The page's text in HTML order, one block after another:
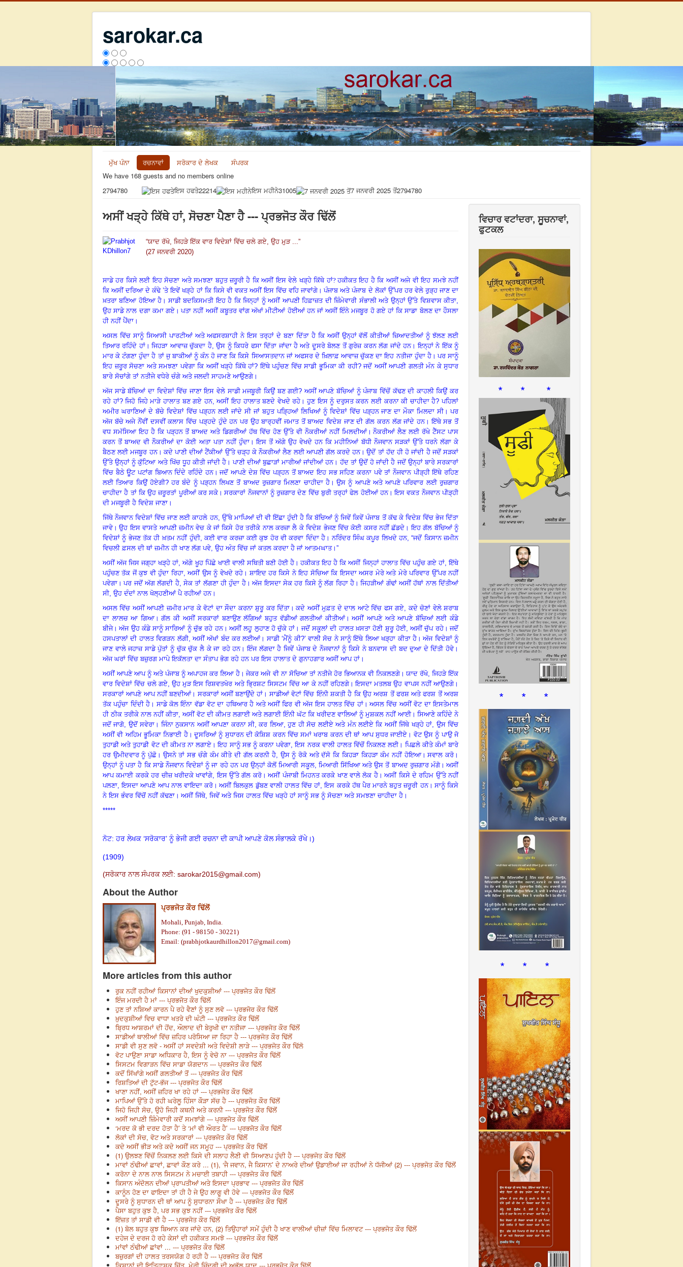
sarokar.ca
ਮੁੱਖ ਪੰਨਾ ਰਚਨਾਵਾਂ ਸਰੋਕਾਰ ਦੇ ਲੇਖਕ
ਸੰਪਰਕ
We have 168 guests and no members online
2794780
ਇਸ ਹਫਤੇ22214 ਇਸ ਮਹੀਨੇ31005 7 ਜਨਵਰੀ 2025 ਤੋਂ2794780
ਅਸੀਂ ਖੜ੍ਹੇ ਕਿੱਥੇ ਹਾਂ, ਸੋਚਣਾ ਪੈਣਾ ਹੈ --- ਪ੍ਰਭਜੋਤ ਕੌਰ ਢਿੱਲੋਂ
“ਯਾਦ ਰੱਖੋ, ਜਿਹੜੇ ਇੱਕ ਵਾਰ ਵਿਦੇਸ਼ਾਂ ਵਿੱਚ ਚਲੇ ਗਏ , ਉਹ ਮੁੜ ... ”
(27 ਜਨਵਰੀ 2020)
ਸਾਡੇ ਹਰ ਕਿਸੇ ਲਈ ਇਹ ਸੋਚਣਾ ਅਤੇ ਸਮਝਣਾ ਬਹੁਤ ਜ਼ਰੂਰੀ ਹੈ ਕਿ ਅਸੀਂ ਇਸ ਵੇਲੇ ਖੜ੍ਹੇ ਕਿੱਥੇ ਹਾਂ?ਹਕੀਕਤ ਇਹ ਹੈ ਕਿ ਅਸੀਂ ਅਜੇ ਵੀ ਇਹ ਸਮਝੇ ਨਹੀਂ
ਕਿ ਅਸੀਂ ਦਰਿਆ ਦੇ ਕੰਢੇ ’ਤੇ ਇਵੇਂ ਖੜ੍ਹੇ ਹਾਂ ਕਿ ਕਿਸੇ ਵੀ ਵਕਤ ਅਸੀਂ ਇਸ ਵਿੱਚ ਵਹਿ ਜਾਵਾਂਗੇ।ਪੰਜਾਬ ਅਤੇ ਪੰਜਾਬ ਦੇ ਲੋਕਾਂ ਉੱਪਰ ਹਰ ਵੇਲੇ ਰੁੜ੍ਹ ਜਾਣ ਦਾ
ਖ਼ਤਰਾ ਬਣਿਆ ਹੋਇਆ ਹੈ । ਸਾਡੀ ਬਦਕਿਸਮਤੀ ਇਹ ਹੈ ਕਿ ਜਿਨ੍ਹਾਂ ਨੂੰ ਅਸੀਂ ਆਪਣੀ ਹਿਫ਼ਾਜ਼ਤ ਦੀ ਜ਼ਿੰਮੇਵਾਰੀ ਸੰਭਾਲੀ ਅਤੇ ਉਨ੍ਹਾਂ ਉੱਤੇ ਵਿਸ਼ਵਾਸ ਕੀਤਾ
ਉਹ ਸਾਡੇ ਨਾਲ ਦਗਾ ਕਮਾ ਗਏ।ਪਤਾ ਨਹੀਂ ਅਸੀਂ ਕਬੂਤਰ ਵਾਂਗ ਅੱਖਾਂ ਮੀਟੀਆਂ ਹੋਈਆਂ ਹਨ ਜਾਂ ਅਸੀਂ ਇੰਨੇ ਮਜਬੂਰ ਹੋ ਗਏ ਹਾਂ ਕਿ ਸਾਡਾ ਬੋਲਣ ਦਾ ਹੌਸਲਾ
ਹੀ ਨਹੀਂ ਪੈਂਦਾ ।
ਅਸਲ ਵਿੱਚ ਸਾਨੂੰ ਸਿਆਸੀ ਪਾਰਟੀਆਂ ਅਤੇ ਅਫਸਰਸ਼ਾਹੀ ਨੇ ਇਸ ਤਰ੍ਹਾਂ ਦੇ ਬਣਾ ਦਿੱਤਾ ਹੈ ਕਿ ਅਸੀਂ ਉਨ੍ਹਾਂ ਵੱਲੋਂ ਕੀਤੀਆਂ ਜ਼ਿਆਦਤੀਆਂ ਨੂੰ ਝੱਲਣ ਲਈ
ਤਿਆਰ ਰਹਿੰਦੇ ਹਾਂ।ਜਿਹੜਾ ਆਵਾਜ਼ ਚੁੱਕਦਾ ਹੈ, ਉਸ ਨੂੰ ਕਿਧਰੇ ਫਸਾ ਦਿੱਤਾ ਜਾਂਦਾ ਹੈ ਅਤੇ ਦੂਸਰੇ ਬੋਲਣ ਤੋਂ ਗੁਰੇਜ਼ ਕਰਨ ਲੱਗ ਜਾਂਦੇ ਹਨ।ਇਨ੍ਹਾਂ ਨੇ ਇੱਕ ਨੂੰ
ਮਾਰ ਕੇ ਟੰਗਣਾ ਹੁੰਦਾ ਹੈ ਤਾਂ ਜੁ ਬਾਕੀਆਂ ਨੂੰ ਕੰਨ ਹੋ ਜਾਣ ਕਿ ਕਿਸੇ ਸਿਆਸਤਦਾਨ ਜਾਂ ਅਫਸਰ ਦੇ ਖ਼ਿਲਾਫ਼ ਆਵਾਜ਼ ਚੁੱਕਣ ਦਾ ਇਹ ਨਤੀਜਾ ਹੁੰਦਾ ਹੈ। ਪਰ ਸਾਨੂੰ
ਇਹ ਜ਼ਰੂਰ ਸੋਚਣਾ ਅਤੇ ਸਮਝਣਾ ਪਵੇਗਾ ਕਿ ਅਸੀਂ ਖੜ੍ਹੇ ਕਿੱਥੇ ਹਾਂ? ਇੱਥੇ ਪਹੁੰਚਣ ਵਿੱਚ ਸਾਡੀ ਭੂਮਿਕਾ ਕੀ ਰਹੀ? ਜਦੋਂ ਅਸੀਂ ਆਪਣੀ ਗਲਤੀ ਮੰਨ ਕੇ ਸੁਧਾਰ
ਬਾਰੇ ਸੋਚਾਂਗੇ ਤਾਂ ਨਤੀਜੇ ਵਧੇਰੇ ਚੰਗੇ ਅਤੇ ਜਲਦੀ ਸਾਹਮਣੇ ਆਉਣਗੇ।
ਅੱਜ ਸਾਡੇ ਬੱਚਿਆਂ ਦਾ ਵਿਦੇਸ਼ਾਂ ਵਿੱਚ ਜਾਣਾ ਇਸ ਵੇਲੇ ਸਾਡੀ ਮਜਬੂਰੀ ਕਿਉਂ ਬਣ ਗਈ? ਅਸੀਂ ਆਪਣੇ ਬੱਚਿਆਂ ਨੂੰ ਪੰਜਾਬ ਵਿੱਚੋਂ ਕੱਢਣ ਦੀ ਕਾਹਲੀ ਕਿਉਂ ਕਰ
ਰਹੇ ਹਾਂ? ਜਿਹੋ ਜਿਹੇ ਮਾੜੇ ਹਾਲਾਤ ਬਣ ਗਏ ਹਨ, ਅਸੀਂ ਇਹ ਹਾਲਾਤ ਬਣਦੇ ਵੇਖਦੇ ਰਹੇ ।ਹੁਣ ਇਸ ਨੂੰ ਦਰੁਸਤ ਕਰਨ ਲਈ ਕਰਨਾ ਕੀ ਚਾਹੀਦਾ ਹੈ? ਪਹਿਲਾਂ
ਅਮੀਰ ਘਰਾਣਿਆਂ ਦੇ ਬੱਚੇ ਵਿਦੇਸ਼ਾਂ ਵਿੱਚ ਪੜ੍ਹਨ ਲਈ ਜਾਂਦੇ ਸੀ ਜਾਂ ਬਹੁਤ ਪੜ੍ਹਿਆਂ ਲਿਖਿਆਂ ਨੂੰ ਵਿਦੇਸ਼ਾਂ ਵਿੱਚ ਪੜ੍ਹਨ ਜਾਣ ਦਾ ਮੌਕਾ ਮਿਲਦਾ ਸੀ।ਪਰ
ਅੱਜ ਬੱਚੇ ਅਜੇ ਨੌਂਵੀਂ ਦਸਵੀਂ ਕਲਾਸ ਵਿੱਚ ਪੜ੍ਹਦੇ ਹੁੰਦੇ ਹਨ ਪਰ ਉਹ ਬਾਰ੍ਹਵੀਂ ਜਮਾਤ ਤੋਂ ਬਾਅਦ ਵਿਦੇਸ਼ ਜਾਣ ਦੀ ਗੱਲ ਕਰਨ ਲੱਗ ਜਾਂਦੇ ਹਨ।ਇੱਥੇ ਸਭ ਤੋਂ
ਵਧ ਸਮੱਸਿਆ ਇਹ ਹੈ ਕਿ ਪੜ੍ਹਨ ਤੋਂ ਬਾਅਦ ਅਤੇ ਡਿਗਰੀਆਂ ਹੱਥ ਵਿੱਚ ਹੋਣ ਉੱਤੇ ਵੀ ਨੌਕਰੀਆਂ ਨਹੀਂ ਮਿਲਦੀਆਂ।ਨੌਕਰੀਆਂ ਲੈਣ ਲਈ ਰੱਖੇ ਟੈੱਸਟ ਪਾਸ
ਕਰਨ ਤੋਂ ਬਾਅਦ ਵੀ ਨੌਕਰੀਆਂ ਦਾ ਕੋਈ ਅਤਾ ਪਤਾ ਨਹੀਂ ਹੁੰਦਾ।ਇਸ ਤੋਂ ਅੱਗੇ ਉਹ ਵੇਖਦੇ ਹਨ ਕਿ ਮਹੀਨਿਆਂ ਬੱਧੀ ਨੌਜਵਾਨ ਸੜਕਾਂ ਉੱਤੇ ਧਰਨੇ ਲੱਗਾ ਕੇ
ਬੈਠਣ ਲਈ ਮਜਬੂਰ ਹਨ। ਕਦੇ ਪਾਣੀ ਦੀਆਂ ਟੈਂਕੀਆਂ ਉੱਤੇ ਚੜ੍ਹ ਕੇ ਨੌਕਰੀਆਂ ਲੈਣ ਲਈ ਆਪਣੀ ਗੱਲ ਕਰਦੇ ਹਨ।ਉਦੋਂ ਤਾਂ ਹੱਦ ਹੀ ਹੋ ਜਾਂਦੀ ਹੈ ਜਦੋਂ ਸੜਕਾਂ
ਉੱਤੇ ਉਨ੍ਹਾਂ ਨੂੰ ਕੁੱਟਿਆ ਅਤੇ ਖਿੱਚ ਧੂਹ ਕੀਤੀ ਜਾਂਦੀ ਹੈ । ਪਾਣੀ ਦੀਆਂ ਬੁਛਾੜਾਂ ਮਾਰੀਆਂ ਜਾਂਦੀਆਂ ਹਨ। ਹੱਦ ਤਾਂ ਉਦੋਂ ਹੋ ਜਾਂਦੀ ਹੈ ਜਦੋਂ ਉਨ੍ਹਾਂ ਬਾਰੇ ਸਰਕਾਰਾਂ
ਵਿੱਚ ਬੈਠੇ ਊਟ ਪਟਾਂਗ ਬਿਆਨ ਦਿੰਦੇ ਰਹਿੰਦੇ ਹਨ।ਜਦੋਂ ਆਪਣੇ ਦੇਸ਼ ਵਿੱਚ ਪੜ੍ਹਨ ਤੋਂ ਬਾਅਦ ਇਹ ਸਭ ਸਹਿਣ ਕਰਨਾ ਪਵੇ ਤਾਂ ਨੌਜਵਾਨ ਪੀੜ੍ਹੀ ਇੱਥੇ ਰਹਿਣ
ਲਈ ਤਿਆਰ ਕਿਉਂ ਹੋਏਗੀ? ਹਰ ਬੰਦੇ ਨੂੰ ਪੜ੍ਹਨ ਲਿਖਣ ਤੋਂ ਬਾਅਦ ਰੁਜ਼ਗਾਰ ਮਿਲਣਾ ਚਾਹੀਦਾ ਹੈ।ਉਸ ਨੂੰ ਆਪਣੇ ਅਤੇ ਆਪਣੇ ਪਰਿਵਾਰ ਲਈ ਰੁਜ਼ਗਾਰ
ਚਾਹੀਦਾ ਹੈ ਤਾਂ ਕਿ ਉਹ ਜ਼ਰੂਰਤਾਂ ਪੂਰੀਆਂ ਕਰ ਸਕੇ ।ਸਰਕਾਰਾਂ ਨੌਜਵਾਨਾਂ ਨੂੰ ਰੁਜ਼ਗਾਰ ਦੇਣ ਵਿੱਚ ਬੁਰੀ ਤਰ੍ਹਾਂ ਫੇਲ ਹੋਈਆਂ ਹਨ।ਇਸ ਵਕਤ ਨੌਜਵਾਨ ਪੀੜ੍ਹੀ
ਦੀ ਮਜਬੂਰੀ ਹੈ ਵਿਦੇਸ਼ ਜਾਣਾ ।
ਜਿੱਥੇ ਨੌਜਵਾਨ ਵਿਦੇਸ਼ਾਂ ਵਿੱਚ ਜਾਣ ਲਈ ਕਾਹਲੇ ਹਨ, ਉੱਥੇ ਮਾਪਿਆਂ ਦੀ ਵੀ ਇੱਛਾ ਹੁੰਦੀ ਹੈ ਕਿ ਬੱਚਿਆਂ ਨੂੰ ਜਿਵੇਂ ਕਿਵੇਂ ਪੰਜਾਬ ਤੋਂ ਕੱਢ ਕੇ ਵਿਦੇਸ਼ ਵਿੱਚ ਭੇਜ ਦਿੱਤਾ
ਜਾਵੇ।ਉਹ ਇਸ ਵਾਸਤੇ ਆਪਣੀ ਜ਼ਮੀਨ ਵੇਚ ਕੇ ਜਾਂ ਕਿਸੇ ਹੋਰ ਤਰੀਕੇ ਨਾਲ ਕਰਜ਼ਾ ਲੈ ਕੇ ਵਿਦੇਸ਼ ਭੇਜਣ ਵਿੱਚ ਕੋਈ ਕਸਰ ਨਹੀਂ ਛੱਡਦੇ ।ਇਹ ਗੱਲ ਬੱਚਿਆਂ ਨੂੰ
ਵਿਦੇਸ਼ਾਂ ਨੂੰ ਭੇਜਣ ਤੱਕ ਹੀ ਖ਼ਤਮ ਨਹੀਂ ਹੁੰਦੀ, ਕਈ ਵਾਰ ਕਰਜ਼ਾ ਕਈ ਕੁਝ ਹੋਰ ਵੀ ਕਰਵਾ ਦਿੰਦਾ ਹੈ । ਨਰਿੰਦਰ ਸਿੰਘ ਕਪੂਰ ਲਿਖਦੇ ਹਨ, “ਜਦੋਂ ਕਿਸਾਨ ਜ਼ਮੀਨ
ਵਿਚਲੀ ਫ਼ਸਲ ਦੀ ਥਾਂ ਜ਼ਮੀਨ ਹੀ ਖਾਣ ਲੱਗ ਪਵੇ, ਉਹ ਅੰਤ ਵਿੱਚ ਜਾਂ ਕਤਲ ਕਰਦਾ ਹੈ ਜਾਂ ਆਤਮਘਾਤ।”
ਅਸੀਂ ਅੱਜ ਜਿਸ ਜਗ੍ਹਾ ਖੜ੍ਹੇ ਹਾਂ , ਅੱਗੇ ਖੂਹ ਪਿੱਛੇ ਖਾਈ ਵਾਲੀ ਸਥਿਤੀ ਬਣੀ ਹੋਈ ਹੈ ।ਹਕੀਕਤ ਇਹ ਹੈ ਕਿ ਅਸੀਂ ਜਿਨ੍ਹਾਂ ਹਾਲਾਤ ਵਿੱਚ ਪਹੁੰਚ ਗਏ ਹਾਂ, ਇੱਥੇ
ਪਹੁੰਚਣ ਤੱਕ ਜੋਂ ਕੁਝ ਵੀ ਹੁੰਦਾ ਰਿਹਾ, ਅਸੀਂ ਉਸ ਨੂੰ ਵੇਖਦੇ ਰਹੇ । ਸ਼ਾਇਦ ਹਰ ਕਿਸੇ ਨੇ ਇਹ ਸੋਚਿਆ ਕਿ ਇਸਦਾ ਅਸਰ ਮੇਰੇ ਅਤੇ ਮੇਰੇ ਪਰਿਵਾਰ ਉੱਪਰ ਨਹੀਂ
ਪਵੇਗਾ ।ਪਰ ਜਦੋਂ ਅੱਗ ਲੱਗਦੀ ਹੈ, ਸੇਕ ਤਾਂ ਲੱਗਣਾ ਹੀ ਹੁੰਦਾ ਹੈ।ਅੱਜ ਇਸਦਾ ਸੇਕ ਹਰ ਕਿਸੇ ਨੂੰ ਲੱਗ ਰਿਹਾ ਹੈ।ਜਿਹੜੀਆਂ ਗੰਢਾਂ ਅਸੀਂ ਹੱਥਾਂ ਨਾਲ ਦਿੱਤੀਆਂ
ਸੀ, ਉਹ ਦੰਦਾਂ ਨਾਲ ਖੋਲ੍ਹਣੀਆਂ ਪੈ ਰਹੀਆਂ ਹਨ।
ਅਸਲ ਵਿੱਚ ਅਸੀਂ ਆਪਣੀ ਜ਼ਮੀਰ ਮਾਰ ਕੇ ਵੋਟਾਂ ਦਾ ਸੌਦਾ ਕਰਨਾ ਸ਼ੁਰੂ ਕਰ ਦਿੱਤਾ ।ਕਦੇ ਅਸੀਂ ਮੁਫ਼ਤ ਦੇ ਦਾਲ ਆਟੇ ਵਿੱਚ ਫਸ ਗਏ , ਕਦੇ ਚੋਣਾਂ ਵੇਲੇ ਸ਼ਰਾਬ
ਦਾ ਲਾਲਚ ਆ ਗਿਆ।ਗੱਲ ਕੀ ਅਸੀਂ ਸਰਕਾਰਾਂ ਬਣਾਉਣ ਲੱਗਿਆਂ ਬਹੁਤ ਵੱਡੀਆਂ ਗਲਤੀਆਂ ਕੀਤੀਆਂ।ਅਸੀਂ ਆਪਣੇ ਅਤੇ ਆਪਣੇ ਬੱਚਿਆਂ ਲਈ ਕੰਡੇ
ਬੀਜੇ।ਅੱਜ ਉਹ ਕੰਡੇ ਸਾਨੂੰ ਸਾਰਿਆਂ ਨੂੰ ਚੁੱਭ ਰਹੇ ਹਨ। ਅਸੀਂ ਲਹੂ ਲੁਹਾਣ ਹੋ ਚੁੱਕੇ ਹਾਂ । ਜਦੋਂ ਸਕੂਲਾਂ ਦੀ ਹਾਲਤ ਖ਼ਸਤਾ ਹੋਣੀ ਸ਼ੁਰੂ ਹੋਈ, ਅਸੀਂ ਚੁੱਪ ਰਹੇ।ਜਦੋਂ
ਹਸਪਤਾਲਾਂ ਦੀ ਹਾਲਤ ਵਿਗੜਨ ਲੱਗੀ, ਅਸੀਂ ਅੱਖਾਂ ਬੰਦ ਕਰ ਲਈਆਂ। ਸਾਡੀ ‘ਮੈਂਨੂੰ ਕੀ?’ ਵਾਲੀ ਸੋਚ ਨੇ ਸਾਨੂੰ ਇੱਥੇ ਲਿਆ ਖੜ੍ਹਾ ਕੀਤਾ ਹੈ।ਅੱਜ ਵਿਦੇਸ਼ਾਂ ਨੂੰ
ਜਾਣ ਵਾਲੇ ਜਹਾਜ਼ ਸਾਡੇ ਪੁੱਤਾਂ ਨੂੰ ਚੁੱਕ ਚੁੱਕ ਲੈ ਕੇ ਜਾ ਰਹੇ ਹਨ।ਇੰਜ ਲੱਗਦਾ ਹੈ ਜਿਵੇਂ ਪੰਜਾਬ ਦੇ ਨੌਜਵਾਨਾਂ ਨੂੰ ਕਿਸੇ ਨੇ ਬਨਵਾਸ ਦੀ ਬਦ ਦੁਆ ਦੇ ਦਿੱਤੀ ਹੋਵੇ।
ਅੱਜ ਘਰਾਂ ਵਿੱਚ ਬਜ਼ੁਰਗ ਮਾਪੇ ਇਕੱਲਤਾ ਦਾ ਸੰਤਾਪ ਭੋਗ ਰਹੇ ਹਨ ਪਰ ਇਸ ਹਾਲਾਤ ਦੇ ਗੁਨਾਹਗਾਰ ਅਸੀਂ ਆਪ ਹਾਂ ।
ਅਸੀਂ ਆਪਣੇ ਆਪ ਨੂੰ ਅਤੇ ਪੰਜਾਬ ਨੂੰ ਅਪਾਹਜ ਕਰ ਲਿਆ ਹੈ ।ਜੇਕਰ ਅਜੇ ਵੀ ਨਾ ਸੋਚਿਆ ਤਾਂ ਨਤੀਜੇ ਹੋਰ ਭਿਆਨਕ ਵੀ ਨਿਕਲਣਗੇ। ਯਾਦ ਰੱਖੋ, ਜਿਹੜੇ ਇੱਕ
ਵਾਰ ਵਿਦੇਸ਼ਾਂ ਵਿੱਚ ਚਲੇ ਗਏ, ਉਹ ਮੁੜ ਇਸ ਰਿਸ਼ਵਤਖੋਰ ਅਤੇ ਭ੍ਰਿਸ਼ਟ ਸਿਸਟਮ ਵਿੱਚ ਆ ਕੇ ਨਹੀਂ ਰਹਿਣਗੇ।ਇਸਦਾ ਮਤਲਬ ਉਹ ਵਾਪਸ ਨਹੀਂ ਆਉਣਗੇ।
ਸਰਕਾਰਾਂ ਆਪਣੇ ਆਪ ਨਹੀਂ ਬਣਦੀਆਂ। ਸਰਕਾਰਾਂ ਅਸੀਂ ਬਣਾਉਂਦੇ ਹਾਂ । ਸਾਡੀਆਂ ਵੋਟਾਂ ਵਿੱਚ ਇੰਨੀ ਸ਼ਕਤੀ ਹੈ ਕਿ ਉਹ ਅਰਸ਼ ਤੋਂ ਫਰਸ਼ ਅਤੇ ਫਰਸ਼ ਤੋਂ ਅਰਸ਼
ਤੱਕ ਪਹੁੰਚਾ ਦਿੰਦੀ ਹੈ । ਸਾਡੇ ਕੋਲ ਇੰਨਾ ਵੱਡਾ ਵੋਟ ਦਾ ਹਥਿਆਰ ਹੈ ਅਤੇ ਅਸੀਂ ਫਿਰ ਵੀ ਅੱਜ ਇਸ ਹਾਲਤ ਵਿੱਚ ਹਾਂ।ਅਸਲ ਵਿੱਚ ਅਸੀਂ ਵੋਟ ਦਾ ਇਸਤੇਮਾਲ
ਹੀ ਠੀਕ ਤਰੀਕੇ ਨਾਲ ਨਹੀਂ ਕੀਤਾ , ਅਸੀਂ ਵੋਟ ਦੀ ਕੀਮਤ ਲਗਾਈ ਅਤੇ ਲਗਾਈ ਇੰਨੀ ਘੱਟ ਕਿ ਖਰੀਦਣ ਵਾਲਿਆਂ ਨੂੰ ਮੁਸ਼ਕਲ ਨਹੀਂ ਆਈ। ਸਿਆਣੇ ਕਹਿੰਦੇ ਨੇ
ਜਦੋਂ ਜਾਗੋ, ਉਦੋਂ ਸਵੇਰਾ । ਜਿੰਨਾ ਨੁਕਸਾਨ ਅਸੀਂ ਆਪਣਾ ਕਰਨਾ ਸੀ, ਕਰ ਲਿਆ, ਹੁਣ ਹੀ ਸੋਚ ਲਈਏ ਅਤੇ ਮੰਨ ਲਈਏ ਕਿ ਅਸੀਂ ਜਿੱਥੇ ਖੜ੍ਹੇ ਹਾਂ, ਉਸ ਵਿੱਚ
ਅਸੀਂ ਵੀ ਅਹਿਮ ਭੂਮਿਕਾ ਨਿਭਾਈ ਹੈ। ਦੂਸਰਿਆਂ ਨੂੰ ਸੁਧਾਰਨ ਦੀ ਕੋਸ਼ਿਸ਼ ਕਰਨ ਵਿੱਚ ਸਮਾਂ ਖਰਾਬ ਕਰਨ ਦੀ ਥਾਂ ਆਪ ਸੁਧਰ ਜਾਈਏ । ਵੋਟ ਉਸ ਨੂੰ ਪਾਉ ਜੋ
ਤੁਹਾਡੀ ਅਤੇ ਤੁਹਾਡੀ ਵੋਟ ਦੀ ਕੀਮਤ ਨਾ ਲਗਾਏ ।ਇਹ ਸਾਨੂੰ ਸਭ ਨੂੰ ਕਰਨਾ ਪਵੇਗਾ , ਇਸ ਨਰਕ ਵਾਲੀ ਹਾਲਤ ਵਿੱਚੋਂ ਨਿਕਲਣ ਲਈ। ਪਿਛਲੇ ਕੀਤੇ ਕੰਮਾਂ ਬਾਰੇ
ਹਰ ਉਮੀਦਵਾਰ ਨੂੰ ਪੁੱਛੋ । ਉਸਨੇ ਤਾਂ ਸਭ ਚੰਗੇ ਕੰਮ ਕੀਤੇ ਦੀ ਗੱਲ ਕਰਨੀ ਹੈ , ਉਸ ਨੂੰ ਰੋਕੋ ਅਤੇ ਦੱਸੋ ਕਿ ਕਿਹੜਾ ਕਿਹੜਾ ਕੰਮ ਨਹੀਂ ਹੋਇਆ।ਸਵਾਲ ਕਰੋ।
ਉਨ੍ਹਾਂ ਨੂੰ ਪਤਾ ਹੈ ਕਿ ਸਾਡੇ ਨੌਜਵਾਨ ਵਿਦੇਸ਼ਾਂ ਨੂੰ ਜਾ ਰਹੇ ਹਨ ਪਰ ਉਨ੍ਹਾਂ ਕੋਲੋਂ ਮਿਆਰੀ ਸਕੂਲ, ਮਿਆਰੀ ਸਿੱਖਿਆ ਅਤੇ ਉਸ ਤੋਂ ਬਾਅਦ ਰੁਜ਼ਗਾਰ ਮੰਗੋ।ਅਸੀਂ
ਆਪ ਕਮਾਈ ਕਰਕੇ ਹਰ ਚੀਜ਼ ਖਰੀਦਕੇ ਖਾਵਾਂਗੇ, ਇਸ ਉੱਤੇ ਗੱਲ ਕਰੋ।ਅਸੀਂ ਪੰਜਾਬੀ ਮਿਹਨਤ ਕਰਕੇ ਖਾਣ ਵਾਲੇ ਲੋਕ ਹੈ।ਅਸੀਂ ਕਿਸੇ ਦੇ ਰਹਿਮ ਉੱਤੇ ਨਹੀਂ
ਪਲਣਾ , ਇਸਦਾ ਆਪਣੇ ਆਪ ਨਾਲ ਵਾਇਦਾ ਕਰੋ।ਅਸੀਂ ਬਿਲਕੁਲ ਡੁੱਬਣ ਵਾਲੀ ਹਾਲਤ ਵਿੱਚ ਹਾਂ , ਇਸ ਕਰਕੇ ਹੱਥ ਪੈਰ ਮਾਰਨੇ ਬਹੁਤ ਜ਼ਰੂਰੀ ਹਨ। ਸਾਨੂੰ ਕਿਸੇ
ਨੇ ਇਸ ਭੰਵਰ ਵਿੱਚੋਂ ਨਹੀਂ ਕੱਢਣਾ । ਅਸੀਂ ਜਿੱਥੇ, ਜਿਵੇਂ ਅਤੇ ਜਿਸ ਹਾਲਤ ਵਿੱਚ ਖੜ੍ਹੇ ਹਾਂ ਸਾਨੂੰ ਸਭ ਨੂੰ ਸੋਚਣਾ ਅਤੇ ਸਮਝਣਾ ਚਾਹੀਦਾ ਹੈ ।
*****
ਨੋਟ: ਹਰ ਲੇਖਕ ‘ਸਰੋਕਾਰ’ ਨੂੰ ਭੇਜੀ ਗਈ ਰਚਨਾ ਦੀ ਕਾਪੀ ਆਪਣੇ ਕੋਲ ਸੰਭਾਲਕੇ ਰੱਖੇ।)
(1909)
(ਸਰੋਕਾਰ ਨਾਲ ਸੰਪਰਕ ਲਈ: sarokar2015@gmail.com)
About the Author
ਪ੍ਰਭਜੋਤ ਕੌਰ ਢਿੱਲੋਂ
Mohali, Punjab, India.
Phone: (91 - 98150 - 30221)
Email: (prabhjotkaurdhillon2017@gmail.com)
More articles from this author
ਰੁਕ ਨਹੀਂ ਰਹੀਆਂ ਕਿਸਾਨਾਂ ਦੀਆਂ ਖੁਦਕੁਸ਼ੀਆਂ --- ਪ੍ਰਭਜੋਤ ਕੌਰ ਢਿੱਲੋਂ
ਇੰਜ ਮਰਦੀ ਹੈ ਮਾਂ --- ਪ੍ਰਭਜੋਤ ਕੌਰ ਢਿੱਲੋਂ
ਹੁਣ ਤਾਂ ਨਸ਼ਿਆਂ ਕਾਰਨ ਪੈ ਰਹੇ ਵੈਣਾਂ ਨੂੰ ਸੁਣ ਲਵੋ --- ਪ੍ਰਭਜੋਰ ਕੌਰ ਢਿੱਲੋਂ
ਖ਼ੁਦਕੁਸ਼ੀਆਂ ਵਿਚ ਵਾਧਾ ਖਤਰੇ ਦੀ ਘੰਟੀ --- ਪ੍ਰਭਜੋਤ ਕੌਰ ਢਿੱਲੋਂ
ਬ੍ਰਿਧ ਆਸ਼ਰਮਾਂ ਦੀ ਹੋਂਦ, ਔਲਾਦ ਦੀ ਬੇਰੁਖੀ ਦਾ ਨਤੀਜਾ --- ਪ੍ਰਭਜੋਤ ਕੌਰ ਢਿੱਲੋਂ
ਸਾਡੀਆਂ ਥਾਲੀਆਂ ਵਿੱਚ ਜ਼ਹਿਰ ਪਰੋਸਿਆ ਜਾ ਰਿਹਾ ਹੈ --- ਪ੍ਰਭਜੋਤ ਕੌਰ ਢਿੱਲੋਂ
ਸਾਡੀ ਵੀ ਸੁਣ ਲਵੋ - ਅਸੀਂ ਹਾਂ ਸਵਦੇਸ਼ੀ ਅਤੇ ਵਿਦੇਸ਼ੀ ਲਾੜੇ --- ਪ੍ਰਭਜੋਤ ਕੌਰ ਢਿੱਲੋ
ਵੋਟ ਪਾਉਣਾ ਸਾਡਾ ਅਧਿਕਾਰ ਹੈ, ਇਸ ਨੂੰ ਵੇਚੋ ਨਾ --- ਪ੍ਰਭਜੋਤ ਕੌਰ ਢਿੱਲੋਂ
ਸਿਸਟਮ ਵਿਗਾੜਨ ਵਿੱਚ ਸਾਡਾ ਯੋਗਦਾਨ --- ਪ੍ਰਭਜੋਤ ਕੌਰ ਢਿੱਲੋਂ
ਕਦੋਂ ਸਿੱਖਾਂਗੇ ਅਸੀਂ ਗਲਤੀਆਂ ਤੋਂ --- ਪ੍ਰਭਜੋਤ ਕੌਰ ਢਿੱਲੋਂ
ਰਿਸ਼ਤਿਆਂ ਦੀ ਟੁੱਟ-ਭੱਜ --- ਪ੍ਰਭਜੋਤ ਕੌਰ ਢਿੱਲੋਂ
ਖਾਣਾ ਨਹੀਂ, ਅਸੀਂ ਜ਼ਹਿਰ ਖਾ ਰਹੇ ਹਾਂ --- ਪ੍ਰਭਜੋਤ ਕੌਰ ਢਿੱਲੋਂ
ਮਾਪਿਆਂ ਉੱਤੇ ਹੋ ਰਹੀ ਘਰੇਲੂ ਹਿੰਸਾ ਕੌੜਾ ਸੱਚ ਹੈ --- ਪ੍ਰਭਜੋਤ ਕੌਰ ਢਿੱਲੋਂ
ਜਿਹੋ ਜਿਹੀ ਸੋਚ, ਉਹੋ ਜਿਹੀ ਕਥਨੀ ਅਤੇ ਕਰਨੀ --- ਪ੍ਰਭਜੋਤ ਕੌਰ ਢਿੱਲੋਂ
ਅਸੀਂ ਆਪਣੀ ਜ਼ਿੰਮੇਵਾਰੀ ਕਦੋਂ ਸਮਝਾਂਗੇ --- ਪ੍ਰਭਜੋਤ ਕੌਰ ਢਿੱਲੋਂ
‘ਮਰਦ ਕੋ ਭੀ ਦਰਦ ਹੋਤਾ ਹੈ’ ਤੇ ‘ਮਾਂ ਵੀ ਔਰਤ ਹੈ’ --- ਪ੍ਰਭਜੋਤ ਕੌਰ ਢਿੱਲੋਂ
ਲੋਕਾਂ ਦੀ ਸੋਚ, ਵੋਟ ਅਤੇ ਸਰਕਾਰਾਂ --- ਪ੍ਰਭਜੋਤ ਕੌਰ ਢਿੱਲੋਂ
ਕਦੇ ਅਸੀਂ ਭੀੜ ਅਤੇ ਕਦੇ ਅਸੀਂ ਜਨ ਸਮੂਹ --- ਪ੍ਰਭਜੋਤ ਕੌਰ ਢਿੱਲੋਂ
(1) ਉਲਝਣ ਵਿੱਚੋਂ ਨਿਕਲਣ ਲਈ ਕਿਸੇ ਦੀ ਸਲਾਹ ਲੈਣੀ ਵੀ ਸਿਆਣਪ ਹੁੰਦੀ ਹੈ --- ਪ੍ਰਭਜੋਤ ਕੌਰ ਢਿੱਲੋਂ
ਮਾਵਾਂ ਠੰਢੀਆਂ ਛਾਵਾਂ, ਛਾਵਾਂ ਕੌਣ ਕਰੇ ... (1), ‘ਜੈ ਜਵਾਨ, ਜੈ ਕਿਸਾਨ’ ਦੇ ਨਾਅਰੇ ਦੀਆਂ ਉਡਾਈਆਂ ਜਾ ਰਹੀਆਂ ਨੇ ਧੱਜੀਆਂ (2) --- ਪ੍ਰਭਜੋਤ ਕੌਰ ਢਿੱਲੋਂ
ਕਰੋਨਾ ਦੇ ਨਾਲ ਨਾਲ ਸਿਸਟਮ ਨੇ ਮਚਾਈ ਤਬਾਹੀ --- ਪ੍ਰਭਜੋਤ ਕੌਰ ਢਿੱਲੋਂ
ਕਿਸਾਨ ਅੰਦੋਲਨ ਦੀਆਂ ਪ੍ਰਾਪਤੀਆਂ ਅਤੇ ਇਸਦਾ ਪ੍ਰਭਾਵ --- ਪ੍ਰਭਜੋਤ ਕੌਰ ਢਿੱਲੋਂ
ਕਾਨੂੰਨ ਹੋਣ ਦਾ ਫਾਇਦਾ ਤਾਂ ਹੀ ਹੈ ਜੇ ਉਹ ਲਾਗੂ ਵੀ ਹੋਵੇ --- ਪ੍ਰਭਜੋਤ ਕੌਰ ਢਿੱਲੋਂ
ਦੂਸਰੇ ਨੂੰ ਸੁਧਾਰਨ ਦੀ ਥਾਂ ਆਪ ਨੂੰ ਸੁਧਾਰਨਾ ਸੌਖਾ ਹੈ --- ਪ੍ਰਭਜੋਤ ਕੌਰ ਢਿੱਲੋਂ
ਪੈਸਾ ਬਹੁਤ ਕੁਝ ਹੈ, ਪਰ ਸਭ ਕੁਝ ਨਹੀਂ --- ਪ੍ਰਭਜੋਤ ਕੌਰ ਢਿੱਲੋਂ
ਇੱਜ਼ਤ ਤਾਂ ਸਾਡੀ ਵੀ ਹੈ --- ਪ੍ਰਭਜੋਤ ਕੌਰ ਢਿੱਲੋਂ
(1) ਬੋਲ ਬਹੁਤ ਕੁਝ ਬਿਆਨ ਕਰ ਜਾਂਦੇ ਹਨ, (2) ਤਿਉਹਾਰਾਂ ਸਮੇਂ ਹੁੰਦੀ ਹੈ ਖਾਣ ਵਾਲੀਆਂ ਚੀਜ਼ਾਂ ਵਿੱਚ ਮਿਲਾਵਟ --- ਪ੍ਰਭਜੋਤ ਕੌਰ ਢਿੱਲੋਂ
ਦਹੇਜ ਦੇ ਦਰਜ ਹੋ ਰਹੇ ਕੇਸਾਂ ਦੀ ਹਕੀਕਤ ਸਮਝੋ --- ਪ੍ਰਭਜੋਤ ਕੌਰ ਢਿੱਲੋਂ
ਮਾਂਵਾਂ ਠੰਢੀਆਂ ਛਾਂਵਾਂ ... --- ਪ੍ਰਭਜੋਤ ਕੌਰ ਢਿੱਲੋਂ
ਬਜ਼ੁਰਗਾਂ ਦੀ ਹਾਲਤ ਤਰਸਯੋਗ ਹੋ ਰਹੀ ਹੈ --- ਪ੍ਰਭਜੋਤ ਕੌਰ ਢਿੱਲੋਂ
ਵਿਚਾਰ ਵਟਾਂਦਰਾ, ਸੂਚਨਾਵਾਂ,
ਫੁਟਕਲ
* * *
* * *
* * *